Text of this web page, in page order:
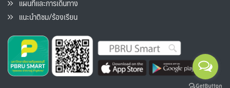
แนะนำติชม/ร้องเรียน